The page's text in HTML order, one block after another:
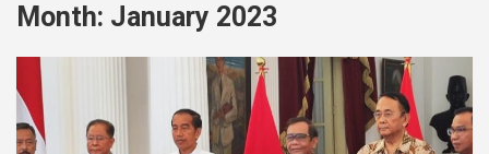
Month: January 2023